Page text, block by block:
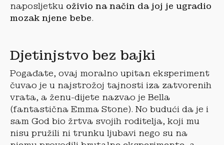
naposljetku oživio na način da joj je ugradio
mozak njene bebe.
Djetinjstvo bez bajki
Pogađate, ovaj moralno upitan eksperiment
čuvao je u najstrožoj tajnosti iza zatvorenih
vrata, a ženu-dijete nazvao je Bella
(fantastična Emma Stone). No budući da je i
sam God bio žrtva svojih roditelja, koji mu
nisu pružili ni trunku ljubavi nego su na